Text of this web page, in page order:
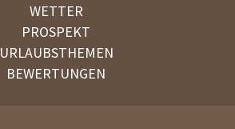
WETTER
PROSPEKT
URLAUBSTHEMEN
BEWERTUNGEN